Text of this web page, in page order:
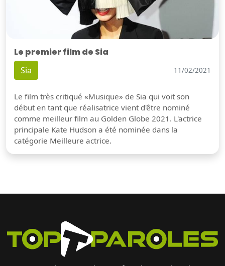
Le premier film de Sia
Sia 11/02/2021
Le film très critiqué «Musique» de Sia qui voit son
début en tant que réalisatrice vient d'être nominé
comme meilleur film au Golden Globe 2021. L'actrice
principale Kate Hudson a été nominée dans la
catégorie Meilleure actrice.